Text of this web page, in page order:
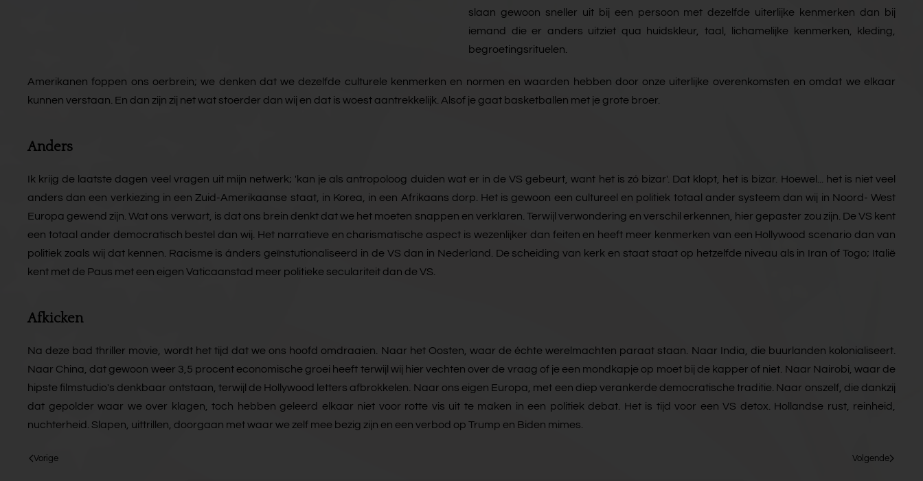
slaan gewoon sneller uit bij een persoon met dezelfde uiterlijke kenmerken dan bij
iemand die er anders uitziet qua huidskleur, taal, lichamelijke kenmerken, kleding,
begroetingsrituelen.
Amerikanen foppen ons oerbrein; we denken dat we dezelfde culturele kenmerken en normen en waarden hebben door onze uiterlijke overenkomsten en omdat we elkaar
kunnen verstaan. En dan zijn zij net wat stoerder dan wij en dat is woest aantrekkelijk. Alsof je gaat basketballen met je grote broer.
Anders
Ik krijg de laatste dagen veel vragen uit mijn netwerk; 'kan je als antropoloog duiden wat er in de VS gebeurt, want het is zó bizar'. Dat klopt, het is bizar. Hoewel... het is niet veel
anders dan een verkiezing in een Zuid-Amerikaanse staat, in Korea, in een Afrikaans dorp. Het is gewoon een cultureel en politiek totaal ander systeem dan wij in Noord- West
Europa gewend zijn. Wat ons verwart, is dat ons brein denkt dat we het moeten snappen en verklaren. Terwijl verwondering en verschil erkennen, hier gepaster zou zijn. De VS kent
een totaal ander democratisch bestel dan wij. Het narratieve en charismatische aspect is wezenlijker dan feiten en heeft meer kenmerken van een Hollywood scenario dan van
politiek zoals wij dat kennen. Racisme is ánders geïnstutionaliseerd in de VS dan in Nederland. De scheiding van kerk en staat staat op hetzelfde niveau als in Iran of Togo; Italië
kent met de Paus met een eigen Vaticaanstad meer politieke seculariteit dan de VS.
Afkicken
Na deze bad thriller movie, wordt het tijd dat we ons hoofd omdraaien. Naar het Oosten, waar de échte werelmachten paraat staan. Naar India, die buurlanden kolonialiseert.
Naar China, dat gewoon weer 3,5 procent economische groei heeft terwijl wij hier vechten over de vraag of je een mondkapje op moet bij de kapper of niet. Naar Nairobi, waar de
hipste filmstudio's denkbaar ontstaan, terwijl de Hollywood letters afbrokkelen. Naar ons eigen Europa, met een diep verankerde democratische traditie. Naar onszelf, die dankzij
dat gepolder waar we over klagen, toch hebben geleerd elkaar niet voor rotte vis uit te maken in een politiek debat. Het is tijd voor een VS detox. Hollandse rust, reinheid,
nuchterheid. Slapen, uittrillen, doorgaan met waar we zelf mee bezig zijn en een verbod op Trump en Biden mimes.
Vorige Volgende